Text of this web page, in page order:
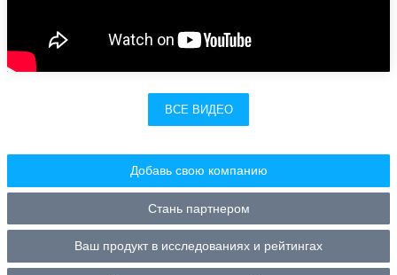
ВСЕ ВИДЕО
Добавь свою компанию
Стань партнером
Ваш продукт в исследованиях и рейтингах